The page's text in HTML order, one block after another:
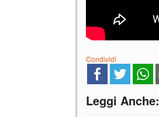
Condividi
Leggi Anche: